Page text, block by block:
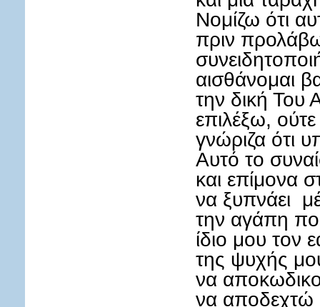
Νομίζω ότι
πριν
αισθάνομαι
την δική Του
επιλέξω,
γνώριζα ότι
Αυτό το
και επίμονα
να ξυπνάει
την αγάπη
ίδιο μου τον
της ψυχής
να
να αποδεχτώ